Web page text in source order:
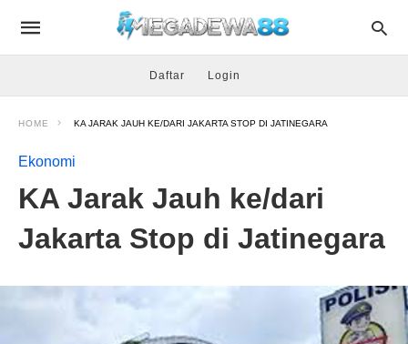
Daftar Login
HOME KA JARAK JAUH KE/DARI JAKARTA STOP DI JATINEGARA
Ekonomi
KA Jarak Jauh ke/dari
Jakarta Stop di Jatinegara